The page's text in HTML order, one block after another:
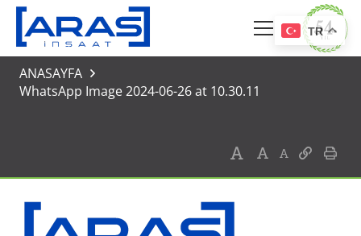
ANASAYFA
WhatsApp Image 2024-06-26 at 10.30.11
TR